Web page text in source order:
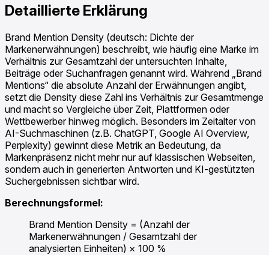
Detaillierte Erklärung
Brand Mention Density (deutsch: Dichte der
Markenerwähnungen) beschreibt, wie häufig eine Marke im
Verhältnis zur Gesamtzahl der untersuchten Inhalte,
Beiträge oder Suchanfragen genannt wird. Während „Brand
Mentions“ die absolute Anzahl der Erwähnungen angibt,
setzt die Density diese Zahl ins Verhältnis zur Gesamtmenge
und macht so Vergleiche über Zeit, Plattformen oder
Wettbewerber hinweg möglich. Besonders im Zeitalter von
AI-Suchmaschinen (z.B. ChatGPT, Google AI Overview,
Perplexity) gewinnt diese Metrik an Bedeutung, da
Markenpräsenz nicht mehr nur auf klassischen Webseiten,
sondern auch in generierten Antworten und KI-gestützten
Suchergebnissen sichtbar wird.
Berechnungsformel:
Brand Mention Density = (Anzahl der
Markenerwähnungen / Gesamtzahl der
analysierten Einheiten) × 100 %